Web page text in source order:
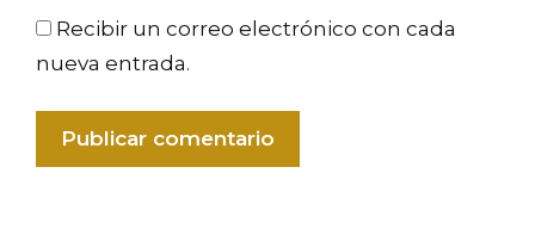
Recibir un correo electrónico con cada
nueva entrada.